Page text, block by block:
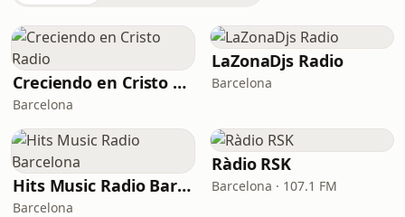
Creciendo en Cristo Radio
Barcelona
LaZonaDjs Radio
Barcelona
Hits Music Radio Barcelona
Barcelona
Ràdio RSK
Barcelona · 107.1 FM